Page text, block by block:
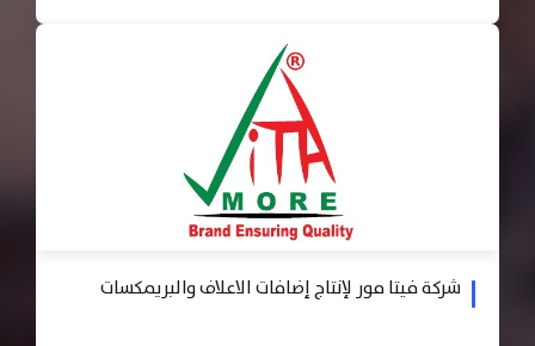
شركة فيتا مور لإنتاج إضافات الاعلاف والبريمكسات